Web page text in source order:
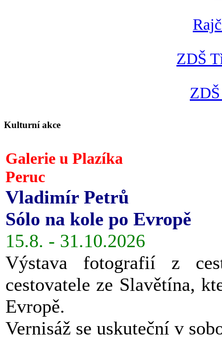
ZDŠ
Kulturní akce
Galerie u Plazíka
Peruc
Vladimír Petrů
Sólo na kole po Evropě
15.8. - 31.10.2026
Výstava fotografií z
cestovatele ze Slavětína,
Evropě.
Vernisáž se uskuteční v